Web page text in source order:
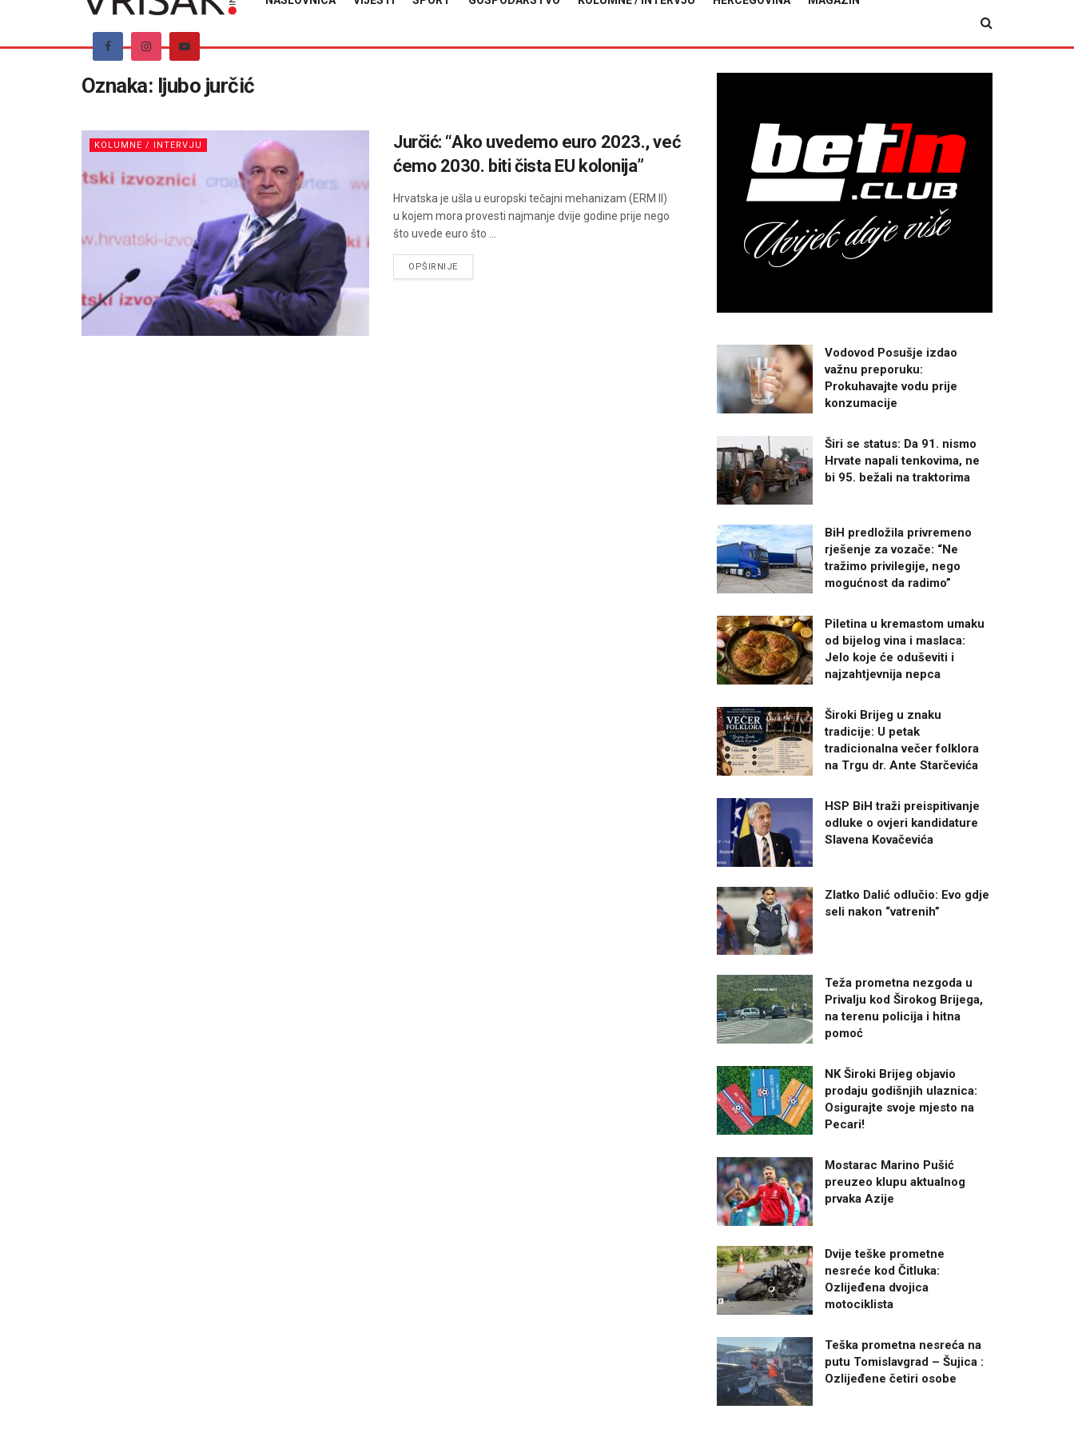
Oznaka: ljubo jurčić
KOLUMNE / INTERVJU
Jurčić: “Ako uvedemo euro 2023., već
ćemo 2030. biti čista EU kolonija”
Hrvatska je ušla u europski tečajni mehanizam (ERM II)
u kojem mora provesti najmanje dvije godine prije nego
što uvede euro što ...
OPŠIRNIJEDETAILS
Vodovod Posušje izdao
važnu preporuku:
Prokuhavajte vodu prije
konzumacije
Širi se status: Da 91. nismo
Hrvate napali tenkovima, ne
bi 95. bežali na traktorima
BiH predložila privremeno
rješenje za vozače: “Ne
tražimo privilegije, nego
mogućnost da radimo”
Piletina u kremastom umaku
od bijelog vina i maslaca:
Jelo koje će oduševiti i
najzahtjevnija nepca
Široki Brijeg u znaku
tradicije: U petak
tradicionalna večer folklora
na Trgu dr. Ante Starčevića
HSP BiH traži preispitivanje
odluke o ovjeri kandidature
Slavena Kovačevića
Zlatko Dalić odlučio: Evo gdje
seli nakon “vatrenih”
Teža prometna nezgoda u
Privalju kod Širokog Brijega,
na terenu policija i hitna
pomoć
NK Široki Brijeg objavio
prodaju godišnjih ulaznica:
Osigurajte svoje mjesto na
Pecari!
Mostarac Marino Pušić
preuzeo klupu aktualnog
prvaka Azije
Dvije teške prometne
nesreće kod Čitluka:
Ozlijeđena dvojica
motociklista
Teška prometna nesreća na
putu Tomislavgrad – Šujica :
Ozlijeđene četiri osobe